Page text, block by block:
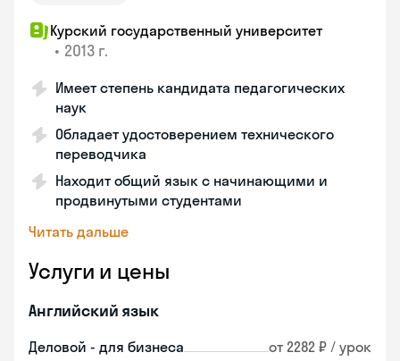
Курский государственный университет
• 2013 г.
Имеет степень кандидата педагогических
наук
Обладает удостоверением технического
переводчика
Находит общий язык с начинающими и
продвинутыми студентами
Читать дальше
Услуги и цены
Английский язык
Деловой - для бизнеса от 2282 ₽ / урок